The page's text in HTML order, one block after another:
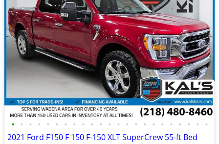
• • • • • • • • • • • • • • • • • • • • • • •
2021 Ford F150 F 150 F-150 XLT SuperCrew 55-ft Bed